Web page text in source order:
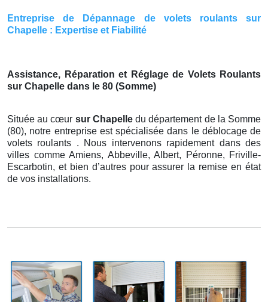
Entreprise de Dépannage de volets roulants sur
Chapelle : Expertise et Fiabilité
Assistance, Réparation et Réglage de Volets Roulants
sur Chapelle dans le 80 (Somme)
Située au cœur sur Chapelledu département de la Somme
(80), notre entreprise est spécialisée dans le déblocage de
volets roulants . Nous intervenons rapidement dans des
villes comme Amiens, Abbeville, Albert, Péronne, Friville-
Escarbotin, et bien d’autres pour assurer la remise en état
de vos installations.